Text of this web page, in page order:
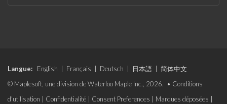
Langue: English Français Deutsch 日本語
简体中文
© Maplesoft, une division de Waterloo Maple Inc., 2026. • Conditions
d'utilisation
Confidentialité Consent Preferences Marques déposées